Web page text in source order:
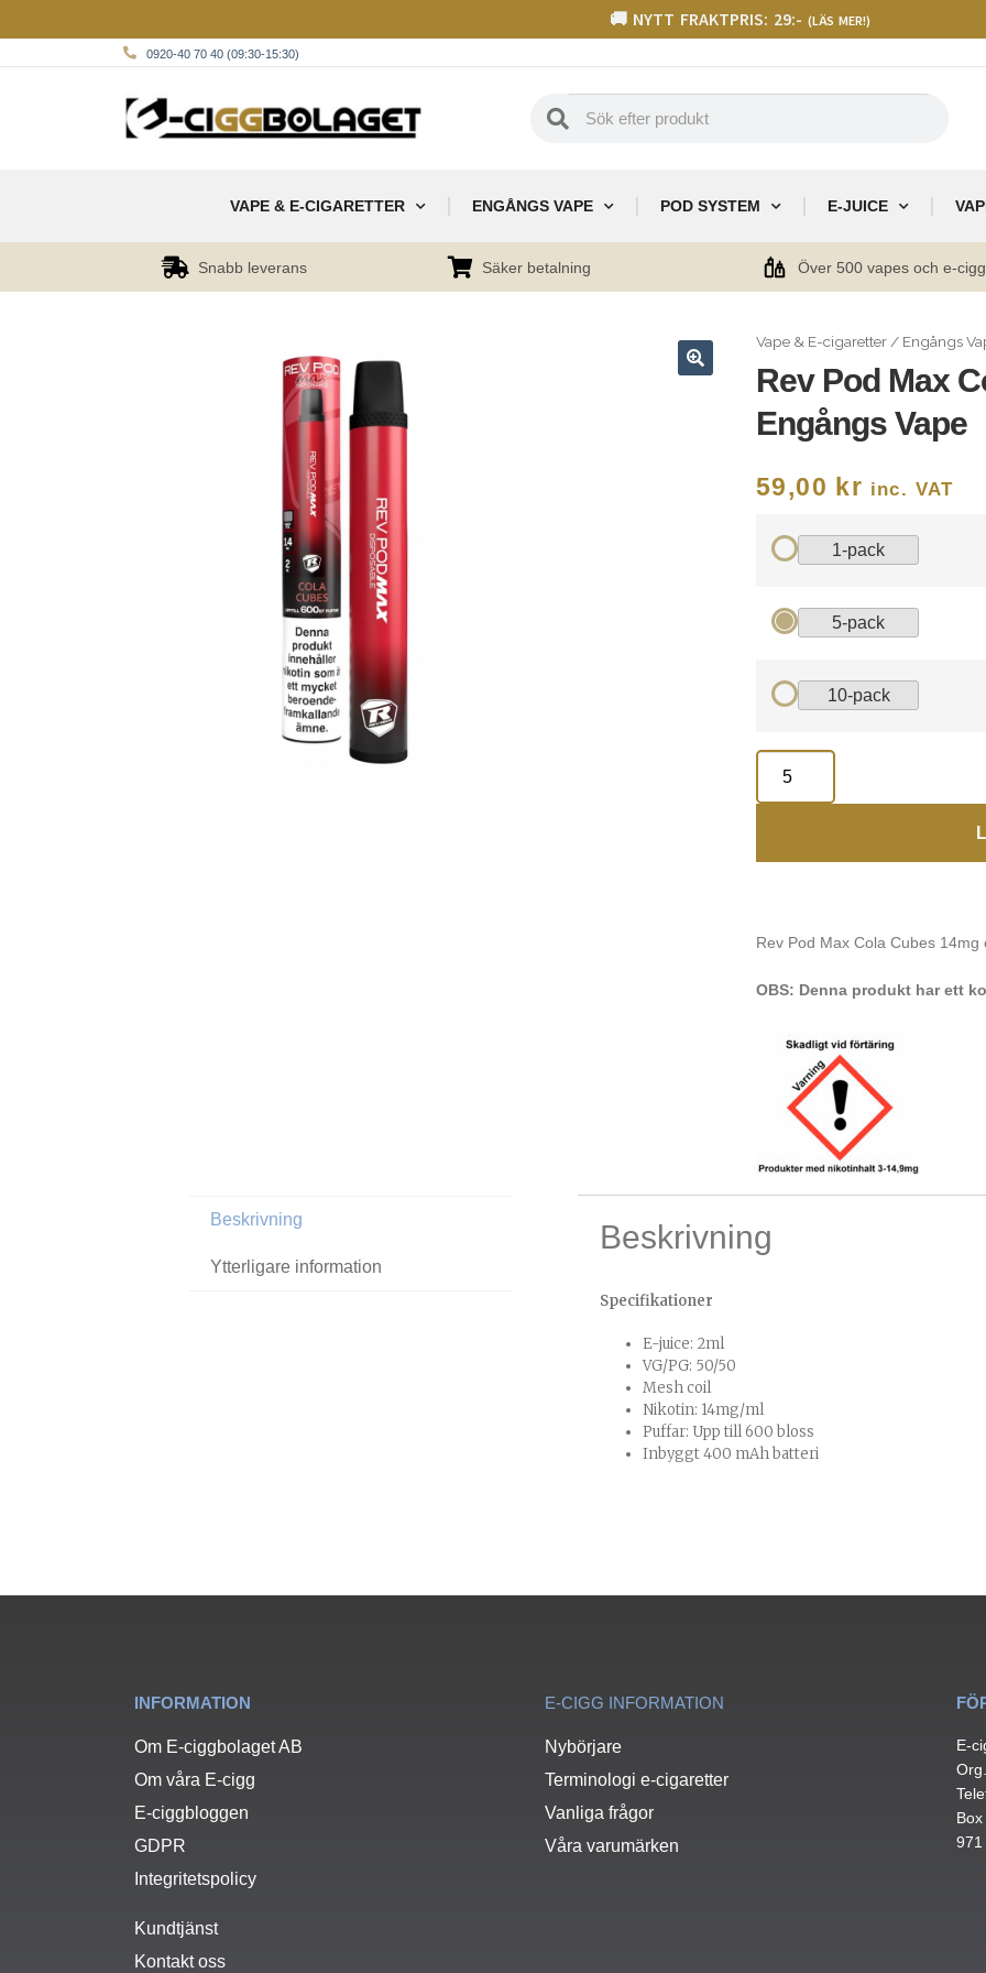
🚚 NYTT FRAKTPRIS: 29:- (LÄS MER!)
0920-40 70 40 (09:30-15:30)
VAPE & E-CIGARETTER ENGÅNGS VAPE POD SYSTEM E-JUICE
Snabb leverans Säker betalning Över 500 vapes och e-cigg
Vape & E-cigaretter/ Engångs
Rev Pod Max
Engångs Vape
59,00 kr inc. VAT
1-pack
5-pack
10-pack
Rev Pod Max Cola Cubes
OBS: Denna produkt har ett
Beskrivning
Ytterligare information
Beskrivning
Specifikationer
E-juice: 2ml
VG/PG: 50/50
Mesh coil
Nikotin: 14mg/ml
Puffar: Upp till 600 bloss
Inbyggt 400 mAh batteri
INFORMATION
Om E-ciggbolaget AB
Om våra E-cigg
E-ciggbloggen
GDPR
Integritetspolicy
Kundtjänst
Kontakt oss
E-CIGG INFORMATION
Nybörjare
Terminologi e-cigaretter
Vanliga frågor
Våra varumärken
E-
971